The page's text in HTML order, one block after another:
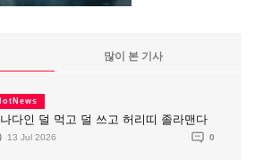
많이 본 기사
다인 덜 먹고 덜 쓰고 허리띠 졸라맨다
13 Jul 2026 0